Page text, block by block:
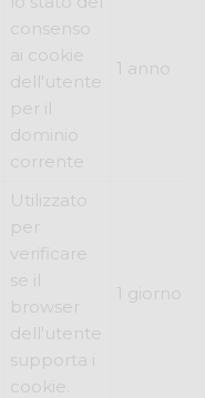
consenso
ai cookie
dell'utente
per il
dominio
corrente
1 anno
Utilizzato
per
verificare
se il
browser
dell'utente
supporta i
cookie.
1 giorno